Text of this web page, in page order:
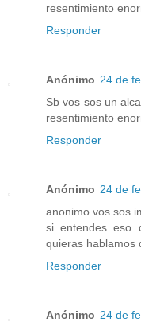
resentimiento
Responder
Anónimo 24 de
Sb vos sos un
resentimiento
Responder
Anónimo 24 de
anonimo vos sos
si entendes eso
quieras hablamos
Responder
Anónimo 24 de